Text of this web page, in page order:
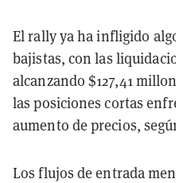
El rally ya ha infligido
bajistas, con las
alcanzando $127,41
las posiciones cortas
aumento de precios,
Los flujos de entrada